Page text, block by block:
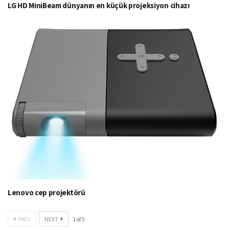
LG HD MiniBeam dünyanın en küçük projeksiyon cihazı
Lenovo cep projektörü
PREV NEXT 1of5